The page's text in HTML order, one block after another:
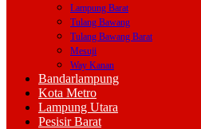
Lampung Barat
Tulang Bawang
Tulang Bawang Barat
Mesuji
Way Kanan
Bandarlampung
Kota Metro
Lampung Utara
Pesisir Barat